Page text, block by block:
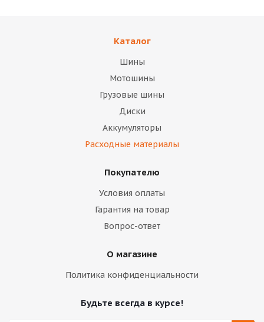
Каталог
Шины
Мотошины
Грузовые шины
Диски
Аккумуляторы
Расходные материалы
Покупателю
Условия оплаты
Гарантия на товар
Вопрос-ответ
О магазине
Политика конфиденциальности
Будьте всегда в курсе!